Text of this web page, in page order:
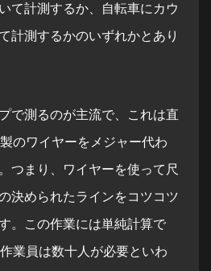
て計測するか、自転車にカウ
計測するかのいずれかとあり
で測るのが主流で、これは直
のワイヤーをメジャー代わ
つまり、ワイヤーを使って尺
決められたラインをコツコツ
。この作業には単純計算で
業員は数十人が必要といわ